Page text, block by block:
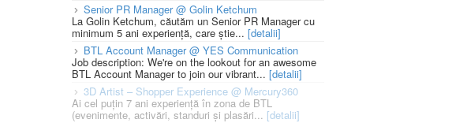
Senior PR Manager @ Golin Ketchum
La Golin Ketchum, căutăm un Senior PR Manager cu
minimum 5 ani experiență, care știe... [detalii]
BTL Account Manager @ YES Communication
Job description: We're on the lookout for an awesome
BTL Account Manager to join our vibrant... [detalii]
3D Artist – Shopper Experience @ Mercury360
Ai cel puțin 7 ani experiență în zona de BTL
(evenimente, activări, standuri și plasări... [detalii]